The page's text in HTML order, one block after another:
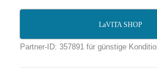
LaVITA SHOP
Partner-ID: 357891 für günstige